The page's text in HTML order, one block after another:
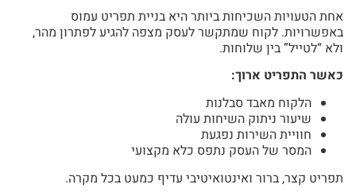
אחת הטעויות השכיחות ביותר היא בניית תפריט עמוס
באפשרויות. לקוח שמתקשר לעסק מצפה להגיע לפתרון מהר,
ולא “לטייל” בין שלוחות.
כאשר התפריט ארוך:
הלקוח מאבד סבלנות
שיעור ניתוק השיחות עולה
חוויית השירות נפגעת
המסר של העסק נתפס כלא מקצועי
תפריט קצר, ברור ואינטואיטיבי עדיף כמעט בכל מקרה.